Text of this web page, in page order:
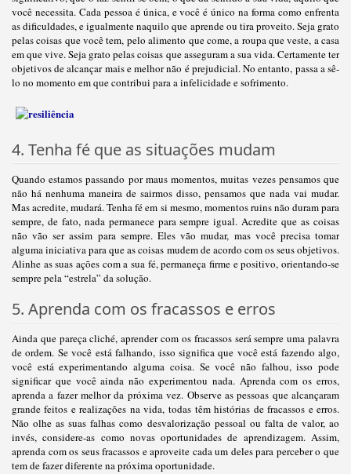
você necessita. Cada pessoa é única, e você é único na forma como enfrenta
as dificuldades, e igualmente naquilo que aprende ou tira proveito. Seja grato
pelas coisas que você tem, pelo alimento que come, a roupa que veste, a casa
em que vive. Seja grato pelas coisas que asseguram a sua vida. Certamente ter
objetivos de alcançar mais e melhor não é prejudicial. No entanto, passa a sê-
lo no momento em que contribui para a infelicidade e sofrimento.
4. Tenha fé que as situações mudam
Quando estamos passando por maus momentos, muitas vezes pensamos que
não há nenhuma maneira de sairmos disso, pensamos que nada vai mudar.
Mas acredite, mudará. Tenha fé em si mesmo, momentos ruins não duram para
sempre, de fato, nada permanece para sempre igual. Acredite que as coisas
não vão ser assim para sempre. Eles vão mudar, mas você precisa tomar
alguma iniciativa para que as coisas mudem de acordo com os seus objetivos.
Alinhe as suas ações com a sua fé, permaneça firme e positivo, orientando-se
sempre pela “estrela” da solução.
5. Aprenda com os fracassos e erros
Ainda que pareça cliché, aprender com os fracassos será sempre uma palavra
de ordem. Se você está falhando, isso significa que você está fazendo algo,
você está experimentando alguma coisa. Se você não falhou, isso pode
significar que você ainda não experimentou nada. Aprenda com os erros,
aprenda a fazer melhor da próxima vez. Observe as pessoas que alcançaram
grande feitos e realizações na vida, todas têm histórias de fracassos e erros.
Não olhe as suas falhas como desvalorização pessoal ou falta de valor, ao
invés, considere-as como novas oportunidades de aprendizagem. Assim,
aprenda com os seus fracassos e aproveite cada um deles para perceber o que
tem de fazer diferente na próxima oportunidade.